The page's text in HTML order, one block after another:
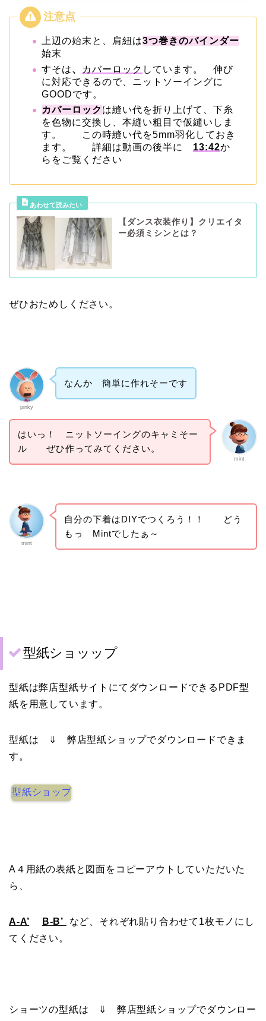
上辺の始末と、肩紐は3つ巻きのバインダー
始末
すそは、 カバーロック しています。 伸び
に対応できるので、ニットソーイングに
GOODです。
カバーロック は縫い代を折り上げて、下糸
を色物に交換し、本縫い粗目で仮縫いしま
す。 この時縫い代を5mm羽化しておき
ます。 詳細は動画の後半に 13:42か
らをご覧ください
【ダンス衣装作り】クリエイタ
ー必須ミシンとは？
ぜひおためしください。
pinky
なんか 簡単に作れそーです
mint
はいっ！ ニットソーイングのキャミそー
ル ぜひ作ってみてください。
mint
自分の下着はDIYでつくろう！！ どう
もっ Mintでしたぁ～
型紙ショッップ
型紙は弊店型紙サイトにてダウンロードできるPDF型
紙を用意しています。
型紙は ⇓ 弊店型紙ショップでダウンロードできま
す。
型紙ショップ
A４用紙の表紙と図面をコピーアウトしていただいた
ら、
A-A’ B-B’
など、それぞれ貼り合わせて1枚モノにし
てください。
ショーツの型紙は ⇓ 弊店型紙ショップでダウンロー